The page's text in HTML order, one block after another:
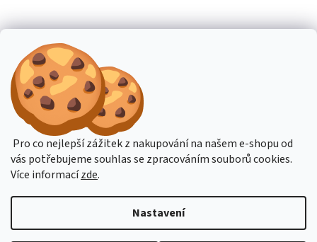
Pro co nejlepší zážitek z nakupování na našem e-shopu od
vás potřebujeme souhlas se zpracováním souborů cookies.
Více informacízde.
Nastavení